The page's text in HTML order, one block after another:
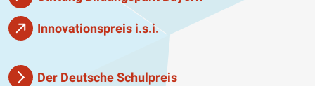
Innovationspreis i.s.i.
Der Deutsche Schulpreis